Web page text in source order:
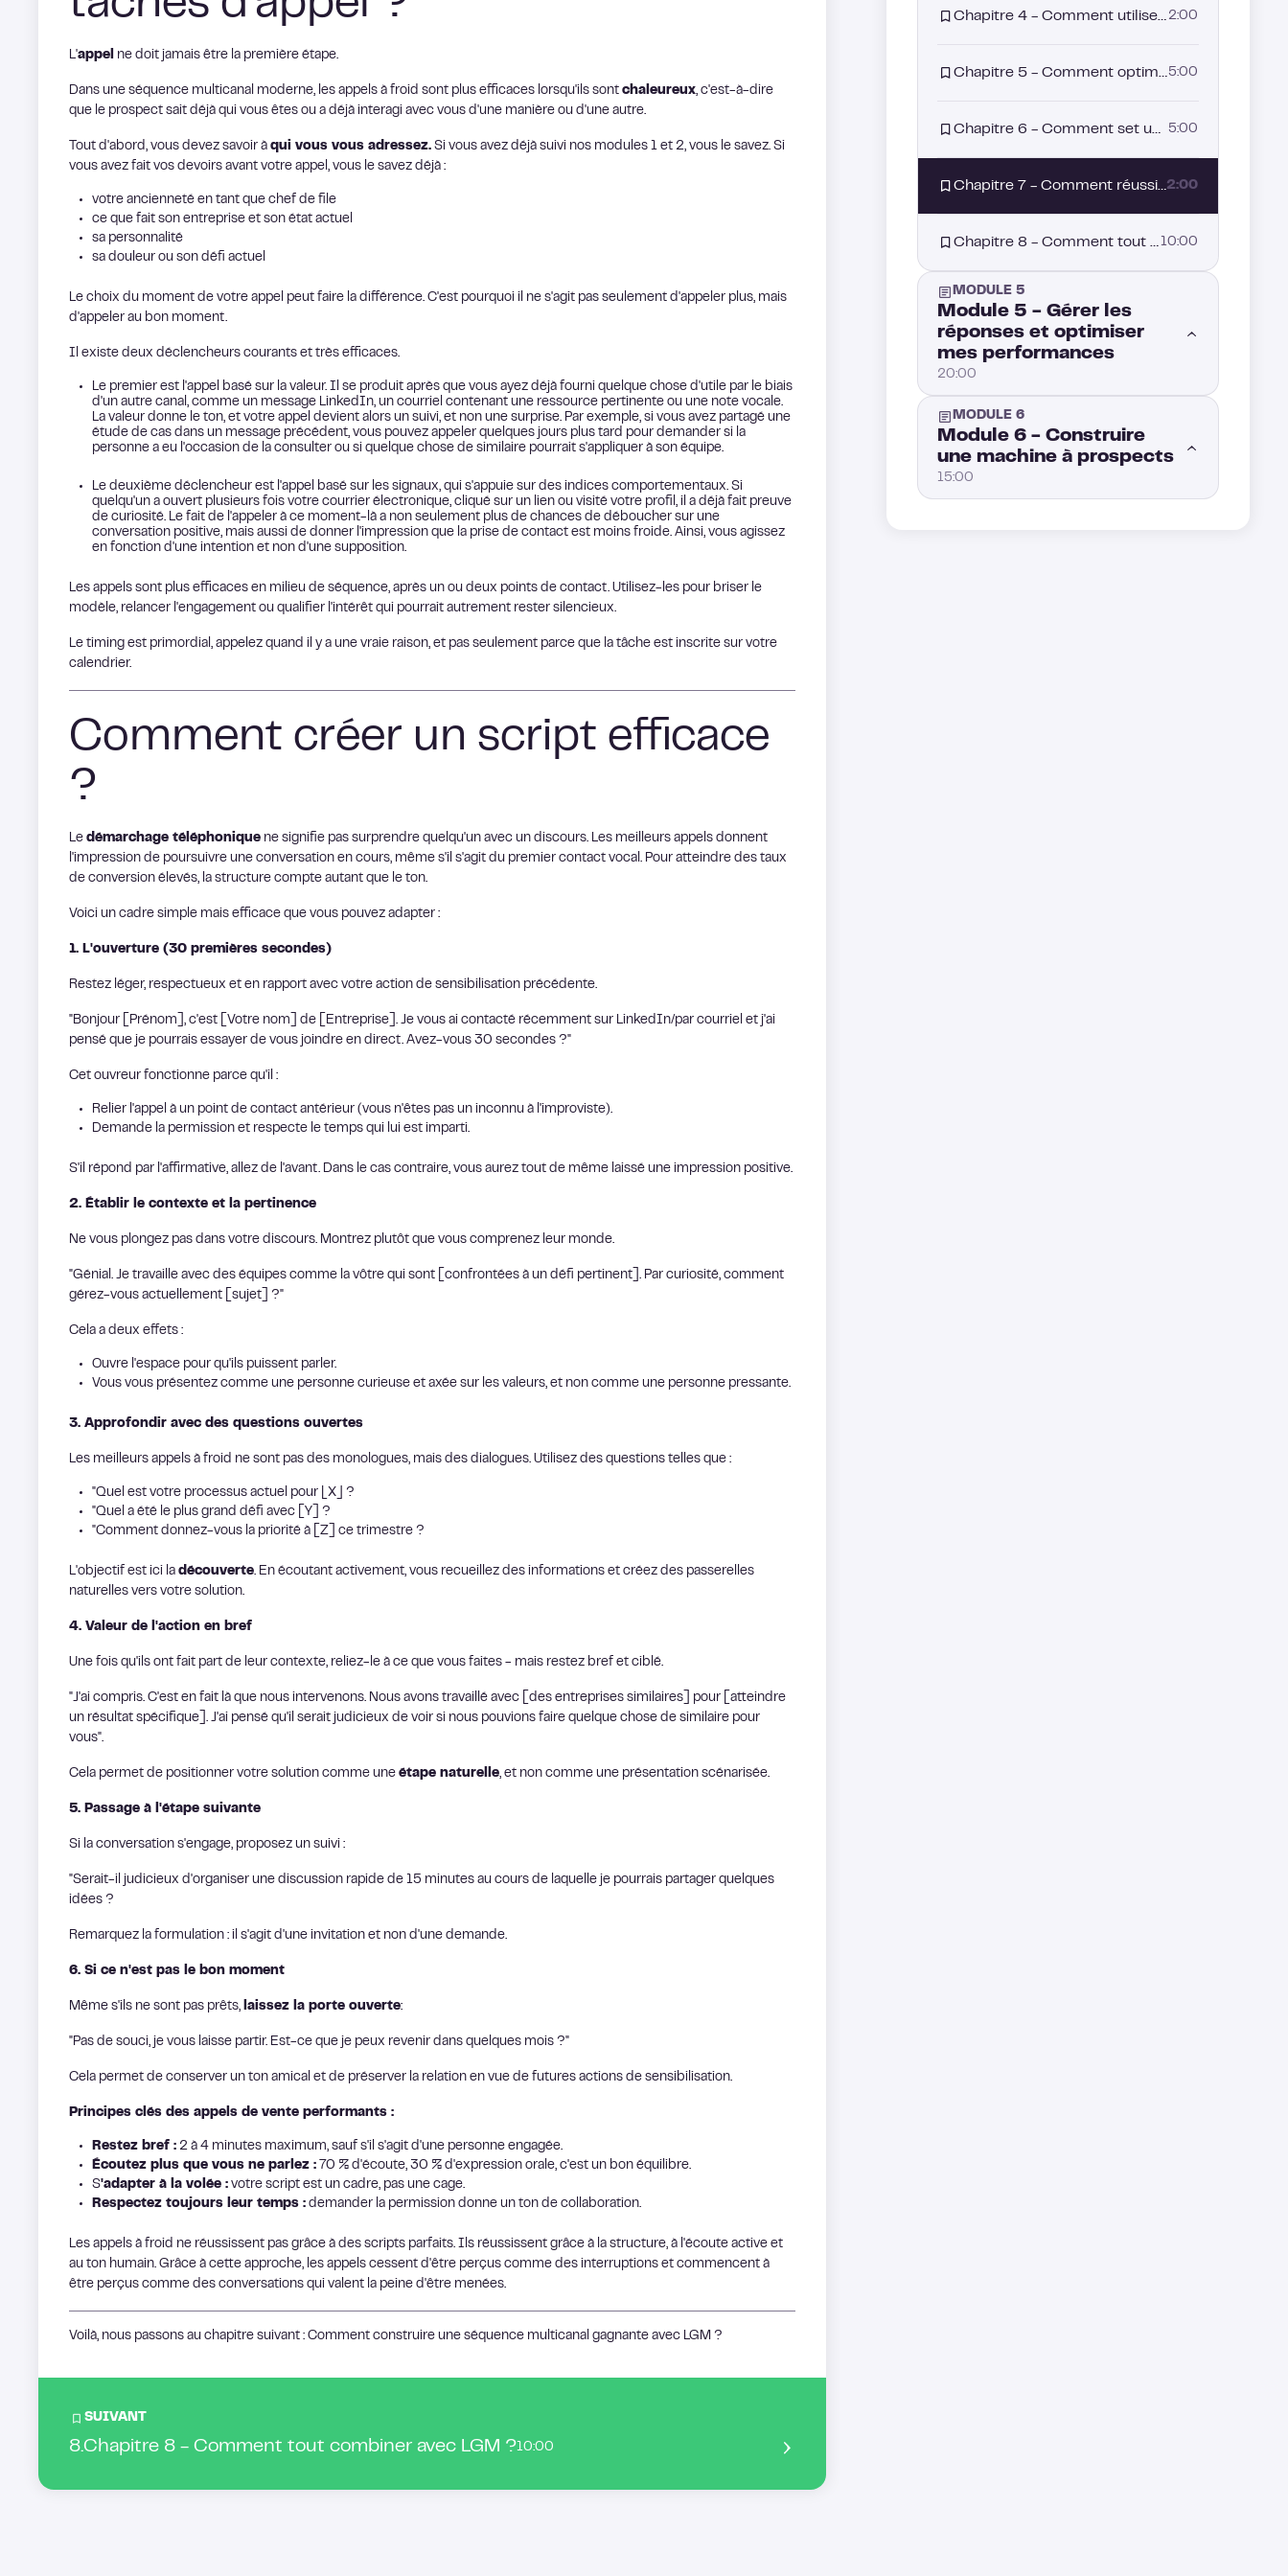
L'appel ne doit jamais être la première étape.
Dans une séquence multicanal moderne, les appels à froid sont plus efficaces lorsqu'ils sont chaleureux, c'est-à-dire
que le prospect sait déjà qui vous êtes ou a déjà interagi avec vous d'une manière ou d'une autre.
Tout d'abord, vous devez savoir à qui vous vous adressez. Si vous avez déjà suivi nos modules 1 et 2, vous le savez. Si
vous avez fait vos devoirs avant votre appel, vous le savez déjà :
votre ancienneté en tant que chef de file
ce que fait son entreprise et son état actuel
sa personnalité
sa douleur ou son défi actuel
Le choix du moment de votre appel peut faire la différence. C'est pourquoi il ne s'agit pas seulement d'appeler plus, mais
d'appeler au bon moment.
Il existe deux déclencheurs courants et très efficaces.
Le premier est l'appel basé sur la valeur. Il se produit après que vous ayez déjà fourni quelque chose d'utile par le biais
d'un autre canal, comme un message LinkedIn, un courriel contenant une ressource pertinente ou une note vocale.
La valeur donne le ton, et votre appel devient alors un suivi, et non une surprise. Par exemple, si vous avez partagé une
étude de cas dans un message précédent, vous pouvez appeler quelques jours plus tard pour demander si la
personne a eu l'occasion de la consulter ou si quelque chose de similaire pourrait s'appliquer à son équipe.
Le deuxième déclencheur est l'appel basé sur les signaux, qui s'appuie sur des indices comportementaux. Si
quelqu'un a ouvert plusieurs fois votre courrier électronique, cliqué sur un lien ou visité votre profil, il a déjà fait preuve
de curiosité. Le fait de l'appeler à ce moment-là a non seulement plus de chances de déboucher sur une
conversation positive, mais aussi de donner l'impression que la prise de contact est moins froide. Ainsi, vous agissez
en fonction d'une intention et non d'une supposition.
Les appels sont plus efficaces en milieu de séquence, après un ou deux points de contact. Utilisez-les pour briser le
modèle, relancer l'engagement ou qualifier l'intérêt qui pourrait autrement rester silencieux.
Le timing est primordial, appelez quand il y a une vraie raison, et pas seulement parce que la tâche est inscrite sur votre
calendrier.
Comment créer un script efficace
?
Le démarchage téléphonique ne signifie pas surprendre quelqu'un avec un discours. Les meilleurs appels donnent
l'impression de poursuivre une conversation en cours, même s'il s'agit du premier contact vocal. Pour atteindre des taux
de conversion élevés, la structure compte autant que le ton.
Voici un cadre simple mais efficace que vous pouvez adapter :
1. L'ouverture (30 premières secondes)
Restez léger, respectueux et en rapport avec votre action de sensibilisation précédente.
"Bonjour [Prénom], c'est [Votre nom] de [Entreprise]. Je vous ai contacté récemment sur LinkedIn/par courriel et j'ai
pensé que je pourrais essayer de vous joindre en direct. Avez-vous 30 secondes ?"
Cet ouvreur fonctionne parce qu'il :
Relier l'appel à un point de contact antérieur (vous n'êtes pas un inconnu à l'improviste).
Demande la permission et respecte le temps qui lui est imparti.
S'il répond par l'affirmative, allez de l'avant. Dans le cas contraire, vous aurez tout de même laissé une impression positive.
2. Établir le contexte et la pertinence
Ne vous plongez pas dans votre discours. Montrez plutôt que vous comprenez leur monde.
"Génial. Je travaille avec des équipes comme la vôtre qui sont [confrontées à un défi pertinent]. Par curiosité, comment
gérez-vous actuellement [sujet] ?"
Cela a deux effets :
Ouvre l'espace pour qu'ils puissent parler.
Vous vous présentez comme une personne curieuse et axée sur les valeurs, et non comme une personne pressante.
3. Approfondir avec des questions ouvertes
Les meilleurs appels à froid ne sont pas des monologues, mais des dialogues. Utilisez des questions telles que :
"Quel est votre processus actuel pour [X] ?
"Quel a été le plus grand défi avec [Y] ?
"Comment donnez-vous la priorité à [Z] ce trimestre ?
L'objectif est ici la découverte. En écoutant activement, vous recueillez des informations et créez des passerelles
naturelles vers votre solution.
4. Valeur de l'action en bref
Une fois qu'ils ont fait part de leur contexte, reliez-le à ce que vous faites - mais restez bref et ciblé.
"J'ai compris. C'est en fait là que nous intervenons. Nous avons travaillé avec [des entreprises similaires] pour [atteindre
un résultat spécifique]. J'ai pensé qu'il serait judicieux de voir si nous pouvions faire quelque chose de similaire pour
vous".
Cela permet de positionner votre solution comme une étape naturelle, et non comme une présentation scénarisée.
5. Passage à l'étape suivante
Si la conversation s'engage, proposez un suivi :
"Serait-il judicieux d'organiser une discussion rapide de 15 minutes au cours de laquelle je pourrais partager quelques
idées ?
Remarquez la formulation : il s'agit d'une invitation et non d'une demande.
6. Si ce n'est pas le bon moment
Même s'ils ne sont pas prêts, laissez la porte ouverte:
"Pas de souci, je vous laisse partir. Est-ce que je peux revenir dans quelques mois ?"
Cela permet de conserver un ton amical et de préserver la relation en vue de futures actions de sensibilisation.
Principes clés des appels de vente performants :
Restez bref : 2 à 4 minutes maximum, sauf s'il s'agit d'une personne engagée.
Écoutez plus que vous ne parlez : 70 % d'écoute, 30 % d'expression orale, c'est un bon équilibre.
S'adapter à la volée : votre script est un cadre, pas une cage.
Respectez toujours leur temps : demander la permission donne un ton de collaboration.
Les appels à froid ne réussissent pas grâce à des scripts parfaits. Ils réussissent grâce à la structure, à l'écoute active et
au ton humain. Grâce à cette approche, les appels cessent d'être perçus comme des interruptions et commencent à
être perçus comme des conversations qui valent la peine d'être menées.
Voilà, nous passons au chapitre suivant : Comment construire une séquence multicanal gagnante avec LGM ?
SUIVANT
8.Chapitre 8 - Comment tout combiner avec LGM ?10:00
Chapitre 4 - Comment utiliser les voices LinkedIn ? 2:00
Chapitre 5 - Comment optimiser mes emails ?5:00
Chapitre 6 - Comment set up mon domaine email ? 5:00
Chapitre 7 - Comment réussir mes calls ?2:00
Chapitre 8 - Comment tout combiner avec LGM ? 10:00
MODULE 5
Module 5 - Gérer les
réponses et optimiser
mes performances
20:00
MODULE 6
Module 6 - Construire
une machine à prospects
15:00